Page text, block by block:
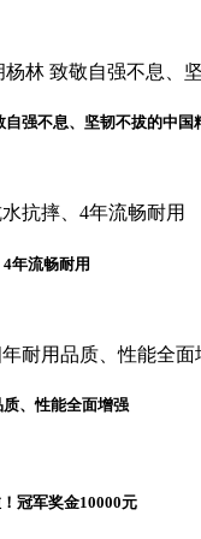
强不息、坚韧不拔的中国
年流畅耐用
、性能全面增强
冠军奖金10000元